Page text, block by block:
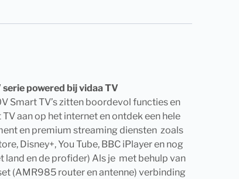
powered bij vidaa TV
Smart TV’s zitten boordevol functies en
aan op het internet en ontdek een hele
en premium streaming diensten zoals
Disney+, You Tube, BBC iPlayer en nog
land en de profider) Als je met behulp van
(AMR985 router en antenne) verbinding